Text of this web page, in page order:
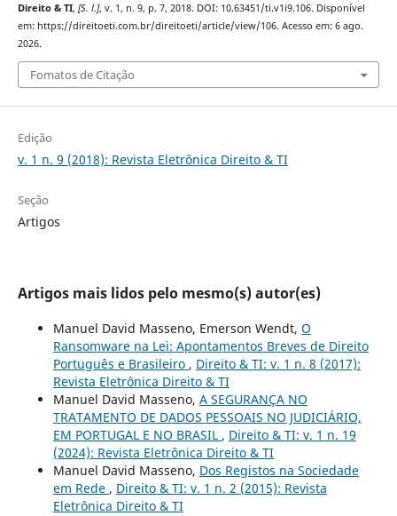
Direito & TI, [S. l.], v. 1, n. 9, p. 7, 2018. DOI: 10.63451/ti.v1i9.106. Disponível
em: https://direitoeti.com.br/direitoeti/article/view/106. Acesso em: 6 ago.
2026.
Fomatos de Citação
Edição
v. 1 n. 9 (2018): Revista Eletrônica Direito & TI
Seção
Artigos
Artigos mais lidos pelo mesmo(s) autor(es)
Manuel David Masseno, Emerson Wendt, O
Ransomware na Lei: Apontamentos Breves de Direito
Português e Brasileiro , Direito & TI: v. 1 n. 8 (2017):
Revista Eletrônica Direito & TI
Manuel David Masseno, A SEGURANÇA NO
TRATAMENTO DE DADOS PESSOAIS NO JUDICIÁRIO,
EM PORTUGAL E NO BRASIL , Direito & TI: v. 1 n. 19
(2024): Revista Eletrônica Direito & TI
Manuel David Masseno, Dos Registos na Sociedade
em Rede , Direito & TI: v. 1 n. 2 (2015): Revista
Eletrônica Direito & TI